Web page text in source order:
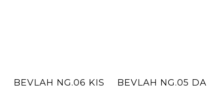
BEVLAH NG.06 KIS
BEVLAH NG.05 DA